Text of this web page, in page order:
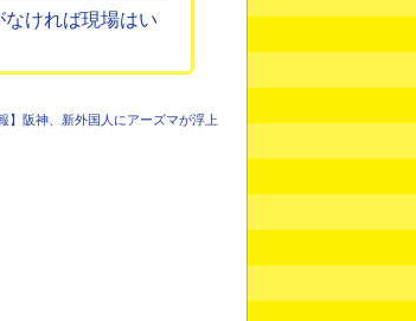
ければ現場はい
報】阪神、新外国人にアーズマが浮上